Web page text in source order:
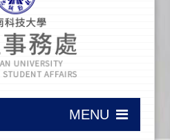
MENU